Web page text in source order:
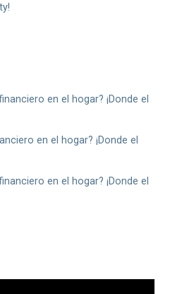
en el hogar? ¡Donde el
en el hogar? ¡Donde el
en el hogar? ¡Donde el